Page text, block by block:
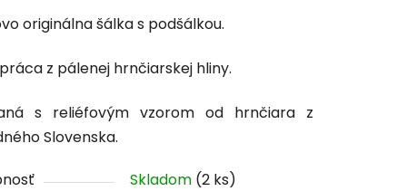
originálna šálka s podšálkou.
z pálenej hrnčiarskej hliny.
s reliéfovým vzorom od hrnčiara z
Slovenska.
Skladom (2 ks)